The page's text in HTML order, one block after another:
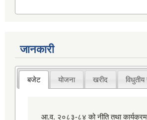
जानकारी
बजेट योजना खरीद विधुतीय
आ.व. २०८३-८४ को नीति तथा